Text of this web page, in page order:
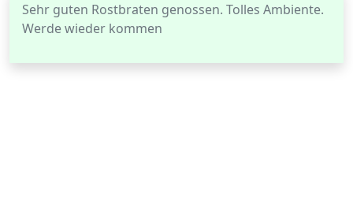
Sehr guten Rostbraten genossen. Tolles Ambiente.
Werde wieder kommen